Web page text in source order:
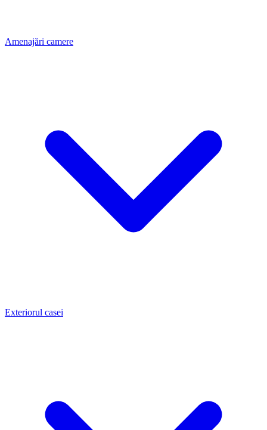
Amenajări camere
Exteriorul casei